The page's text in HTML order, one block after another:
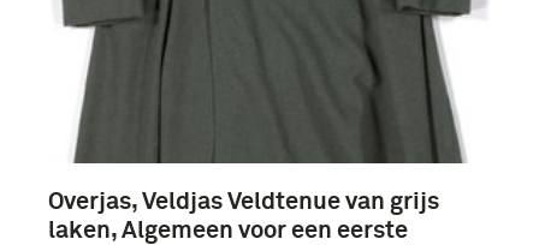
Overjas, Veldjas Veldtenue van grijs
laken, Algemeen voor een eerste